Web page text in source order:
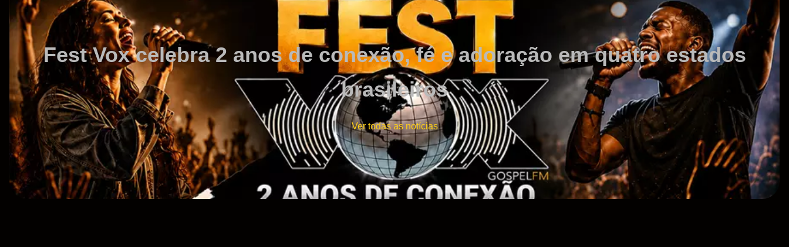
Fest Vox celebra 2 anos de conexão, fé e adoração em quatro estados
brasileiros
Ver todas as notícias